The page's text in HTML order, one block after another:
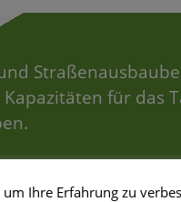
für das
Ihre Erfahrung zu